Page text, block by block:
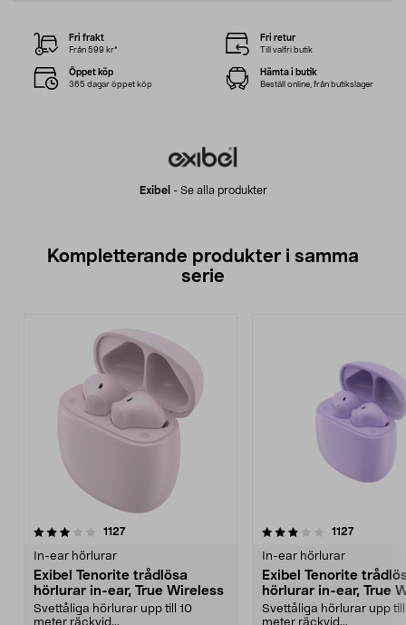
Exibel - Se alla produkter
Fri frakt
Från 599 kr*
Fri retur
Till valfri butik
Öppet köp
365 dagar öppet köp
Hämta i butik
Beställ online, från butikslager
Kompletterande produkter i samma
serie
1127recensioner
In-ear hörlurar
Exibel Tenorite trådlösa
hörlurar in-ear, True Wireless
Svettåliga hörlurar upp till 10
3.5av 5 stjärnor 1127
In-ear hörlurar
Exibel Tenorite
hörlurar in-ear, True
Svettåliga hörlurar upp till
3.5av 5 stjärnor